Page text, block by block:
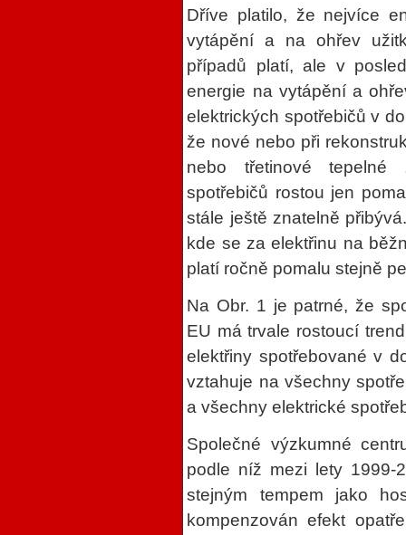
Dříve platilo, že nejvíce
vytápění a na ohřev
případů platí, ale v
energie na vytápění a
elektrických spotřebičů v
že nové nebo při
nebo třetinové tepelné
spotřebičů rostou jen
stále ještě znatelně
kde se za elektřinu na
platí ročně pomalu stejně
Na Obr. 1 je patrné, že
EU má trvale rostoucí
elektřiny spotřebované v
vztahuje na všechny
a všechny elektrické
Společné výzkumné
podle níž mezi lety 1999-
stejným tempem jako
kompenzován efekt